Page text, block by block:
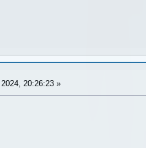
20:26:23 »